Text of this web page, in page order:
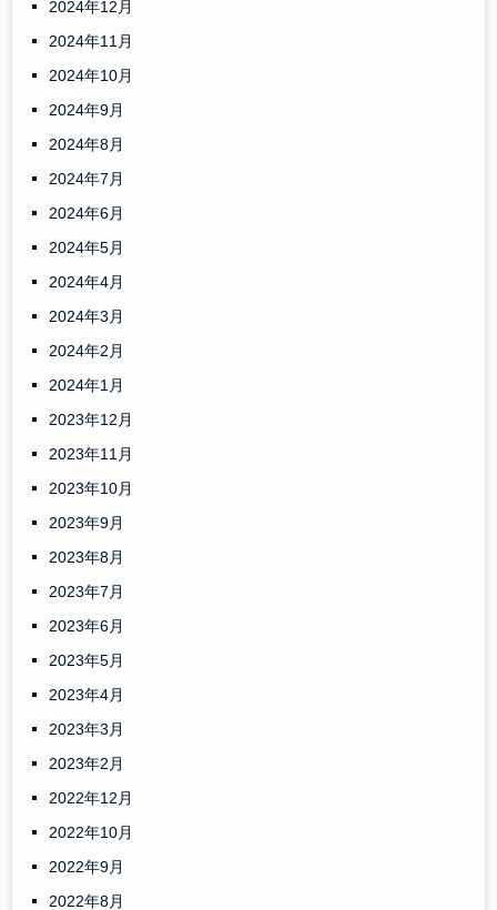
2024年12月
2024年11月
2024年10月
2024年9月
2024年8月
2024年7月
2024年6月
2024年5月
2024年4月
2024年3月
2024年2月
2024年1月
2023年12月
2023年11月
2023年10月
2023年9月
2023年8月
2023年7月
2023年6月
2023年5月
2023年4月
2023年3月
2023年2月
2022年12月
2022年10月
2022年9月
2022年8月